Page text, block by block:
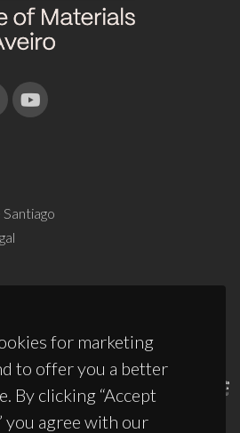
for marketing
to offer you a better
By clicking “Accept
you agree with our